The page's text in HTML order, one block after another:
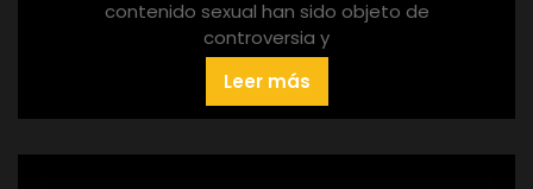
contenido sexual han sido objeto de
controversia y
Leer más